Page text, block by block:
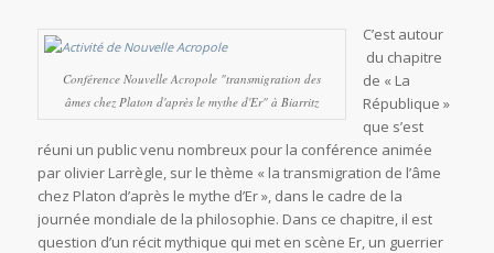
Conférence Nouvelle Acropole "transmigration des
âmes chez Platon d'après le mythe d'Er" à Biarritz
C’est autour
du chapitre
de « La
République »
que s’est
réuni un public venu nombreux pour la conférence animée
par olivier Larrègle, sur le thème « la transmigration de l’âme
chez Platon d’après le mythe d’Er », dans le cadre de la
journée mondiale de la philosophie. Dans ce chapitre, il est
question d’un récit mythique qui met en scène Er, un guerrier